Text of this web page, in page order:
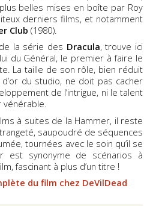
belles mises en boîte par Roy
derniers films, et notamment
Club (1980).
la série des Dracula, trouve ici
du Général, le premier à faire le
La taille de son rôle, bien réduit
du studio, ne doit pas cacher
de l’intrigue, ni le talent
à suites de la Hammer, il reste
saupoudré de séquences
tournées avec le soin qu’il se
est synonyme de scénarios à
fascinant à plus d’un titre !
du film chez DeVilDead